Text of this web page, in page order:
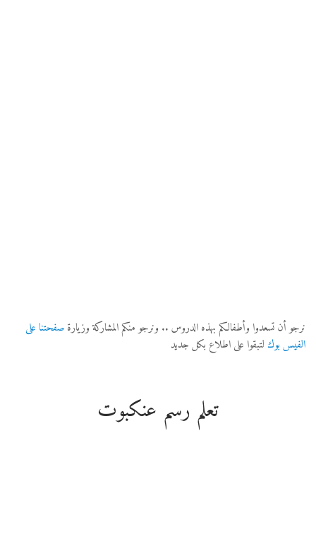
نرجو أن تسعدوا وأطفالكم بهذه الدروس .. ونرجو منكم المشاركة وزيارةصفحتنا على
الفيس بوك لتبقوا على اطلاع بكل جديد
تعلم رسم عنكبوت